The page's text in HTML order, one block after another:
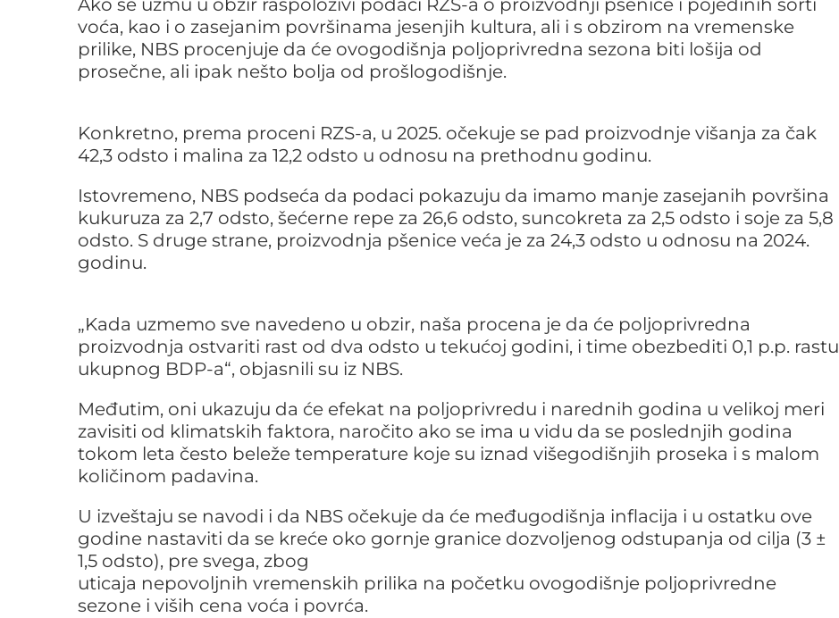
Ako se uzmu u obzir raspoloživi podaci RZS-a o proizvodnji pšenice i pojedinih sorti
voća, kao i o zasejanim površinama jesenjih kultura, ali i s obzirom na vremenske
prilike, NBS procenjuje da će ovogodišnja poljoprivredna sezona biti lošija od
prosečne, ali ipak nešto bolja od prošlogodišnje.
Konkretno, prema proceni RZS-a, u 2025. očekuje se pad proizvodnje višanja za čak
42,3 odsto i malina za 12,2 odsto u odnosu na prethodnu godinu.
Istovremeno, NBS podseća da podaci pokazuju da imamo manje zasejanih površina
kukuruza za 2,7 odsto, šećerne repe za 26,6 odsto, suncokreta za 2,5 odsto i soje za 5,8
odsto. S druge strane, proizvodnja pšenice veća je za 24,3 odsto u odnosu na 2024.
godinu.
„Kada uzmemo sve navedeno u obzir, naša procena je da će poljoprivredna
proizvodnja ostvariti rast od dva odsto u tekućoj godini, i time obezbediti 0,1 p.p. rastu
ukupnog BDP-a“, objasnili su iz NBS.
Međutim, oni ukazuju da će efekat na poljoprivredu i narednih godina u velikoj meri
zavisiti od klimatskih faktora, naročito ako se ima u vidu da se poslednjih godina
tokom leta često beleže temperature koje su iznad višegodišnjih proseka i s malom
količinom padavina.
U izveštaju se navodi i da NBS očekuje da će međugodišnja inflacija i u ostatku ove
godine nastaviti da se kreće oko gornje granice dozvoljenog odstupanja od cilja (3 ±
1,5 odsto), pre svega, zbog
uticaja nepovoljnih vremenskih prilika na početku ovogodišnje poljoprivredne
sezone i viših cena voća i povrća.